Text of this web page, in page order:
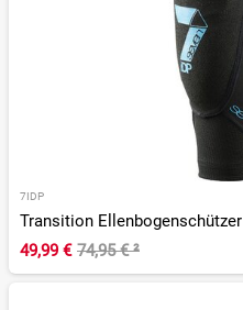
7IDP
Transition Ellenbogenschützer
49,99 € 74,95 €²